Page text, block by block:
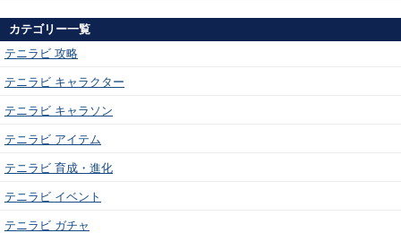
カテゴリー一覧
テニラビ 攻略
テニラビ キャラクター
テニラビ キャラソン
テニラビ アイテム
テニラビ 育成・進化
テニラビ イベント
テニラビ ガチャ